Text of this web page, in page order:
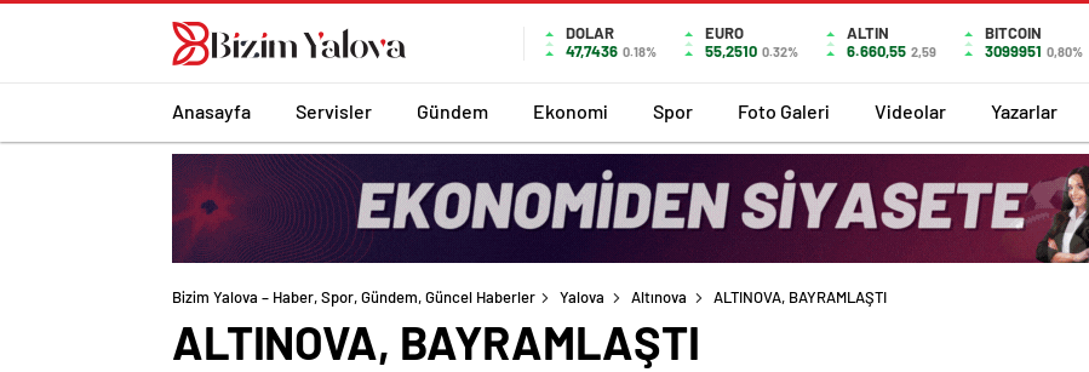
romabet
deneme
DOLAR
47,7436 0.18%
EURO
55,2510 0.32%
ALTIN
6.660,55 2,59
BITCOIN
3099951 0,80%
Anasayfa Servisler Gündem Ekonomi Spor Foto Galeri Videolar Yazarlar
Bizim Yalova – Haber, Spor, Gündem, Güncel Haberler Yalova Altınova ALTINOVA, BAYRAMLAŞTI
ALTINOVA, BAYRAMLAŞTI